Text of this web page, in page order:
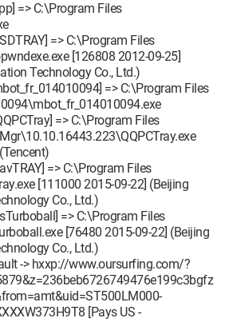
=> C:\Program Files
=> C:\Program Files
[126808 2012-09-25]
Technology Co., Ltd.)
=> C:\Program Files
=> C:\Program Files
=> C:\Program Files
[111000 2015-09-22] (Beijing
Co., Ltd.)
=> C:\Program Files
[76480 2015-09-22] (Beijing
Co., Ltd.)
-> hxxp://www.oursurfing.com/?
[Pays US -